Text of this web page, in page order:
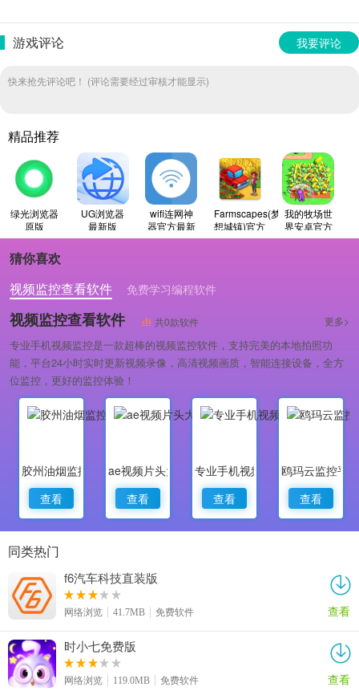
游戏评论 我要评论
快来抢先评论吧！ (评论需要经过审核才能显示)
精品推荐
绿光浏览器
原版
UG浏览器
最新版
wifi连网神
器官方最新
版
Farmscapes(梦
想城镇)官方
最新版
我的牧场世
界安卓官方
版
猜你喜欢
视频监控查看软件
免费学习编程软件
专业做婚礼策划的软件
视频监控查看软件 共0款软件 更多>
专业手机视频监控是一款超棒的视频监控软件，支持完美的本地拍照功
能，平台24小时实时更新视频录像，高清视频画质，智能连接设备，全方
位监控，更好的监控体验！
胶州油烟监控
查看
ae视频片头大师
查看
专业手机视频监控
查看
鸥玛云监控平
查看
同类热门
f6汽车科技直装版
网络浏览 41.7MB 免费软件 查看
时小七免费版
网络浏览 119.0MB 免费软件 查看